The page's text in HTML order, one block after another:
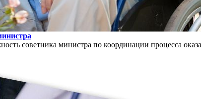
советника министра по координации процесса